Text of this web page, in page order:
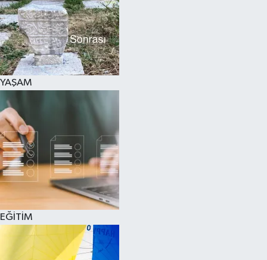
YAŞAM
EĞİTİM
SPOR
KÜLTÜR SANAT